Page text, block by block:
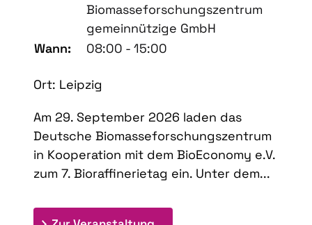
Biomasseforschungszentrum
gemeinnützige GmbH
Wann:
08:00 - 15:00
Ort: Leipzig
Am 29. September 2026 laden das
Deutsche Biomasseforschungszentrum
in Kooperation mit dem BioEconomy e.V.
zum 7. Bioraffinerietag ein. Unter dem...